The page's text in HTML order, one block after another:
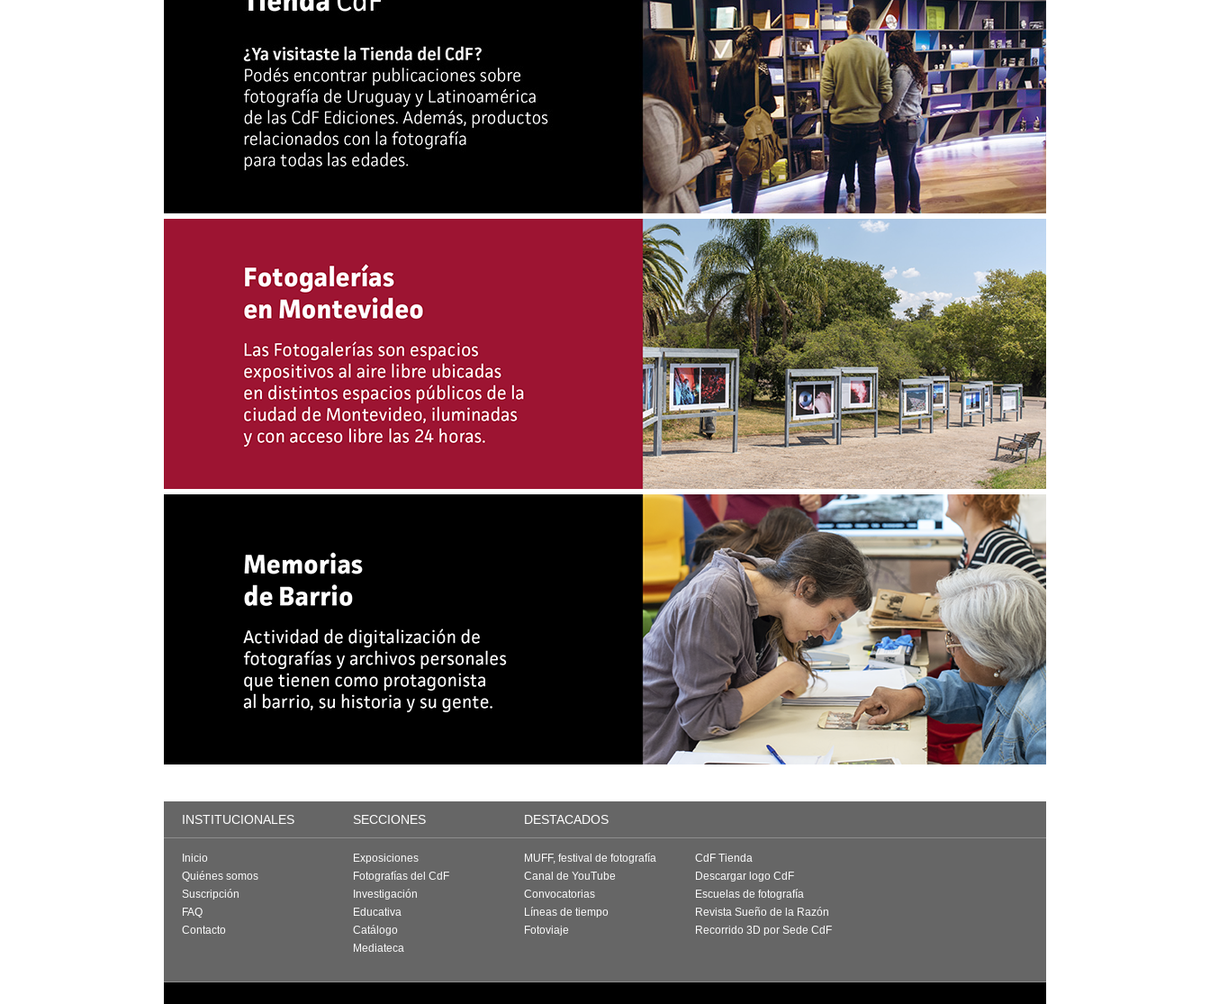
INSTITUCIONALES SECCIONES DESTACADOS
Inicio
Quiénes somos
Suscripción
FAQ
Contacto
Exposiciones
Fotografías del CdF
Investigación
Educativa
Catálogo
Mediateca
MUFF, festival de fotografía
Canal de YouTube
Convocatorias
Líneas de tiempo
Fotoviaje
CdF Tienda
Descargar logo CdF
Escuelas de fotografía
Revista Sueño de la Razón
Recorrido 3D por Sede CdF